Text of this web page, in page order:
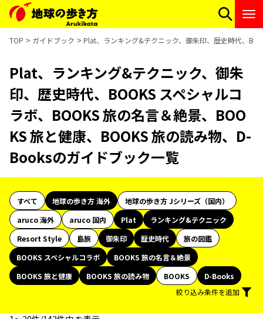
TOP ガイドブック Plat、ランキング&テクニック、御朱印、歴史時代、
Plat、ランキング&テクニック、御朱
印、歴史時代、BOOKS スペシャルコ
ラボ、BOOKS 旅の名言＆絶景、BOO
KS 旅と健康、BOOKS 旅の読み物、D-
Booksのガイドブック一覧
すべて 地球の歩き方 海外
地球の歩き方 Jシリーズ（国内）
aruco 海外
aruco 国内 Plat
ランキング&テクニック
Resort Style
島旅 御朱印 歴史時代
旅の図鑑
BOOKS スペシャルコラボ
BOOKS 旅の名言＆絶景
BOOKS 旅と健康
BOOKS 旅の読み物 BOOKS
D-Books
絞り込み条件を追加